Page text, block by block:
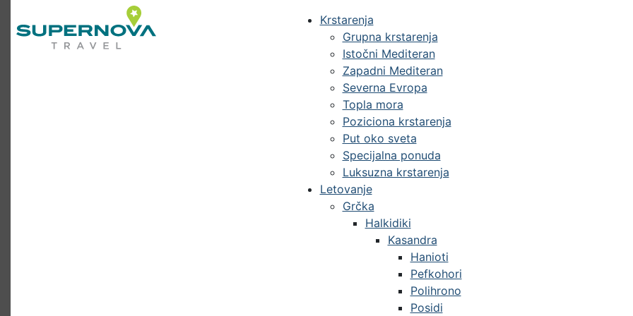
Krstarenja
Grupna krstarenja
Istočni Mediteran
Zapadni Mediteran
Severna Evropa
Topla mora
Poziciona krstarenja
Put oko sveta
Specijalna ponuda
Luksuzna krstarenja
Letovanje
Grčka
Halkidiki
Kasandra
Hanioti
Pefkohori
Polihrono
Posidi